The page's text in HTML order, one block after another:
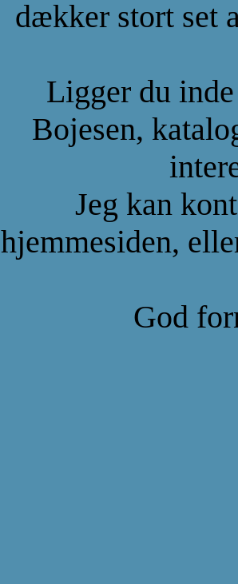
dækker stort set
Ligger du
Bojesen,
Jeg kan
hjemmesiden,
God